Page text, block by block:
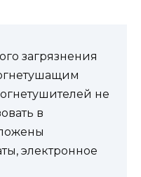
загрязнения
не
в
электронное